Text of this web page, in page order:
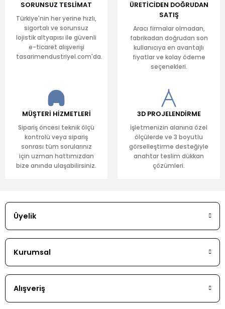
SORUNSUZ TESLİMAT
Türkiye'nin her yerine hızlı,
sigortalı ve sorunsuz
lojistik altyapısı ile güvenli
e-ticaret alışverişi
tasarimendustriyel.com'da.
ÜRETİCİDEN DOĞRUDAN
SATIŞ
Aracı firmalar olmadan,
fabrikadan doğrudan son
kullanıcıya en avantajlı
fiyatlar ve kolay ödeme
seçenekleri.
MÜŞTERİ HİZMETLERİ
Sipariş öncesi teknik ölçü
kontrolü veya sipariş
sonrası tüm sorularınız
için uzman hattımızdan
bize anında ulaşabilirsiniz.
3D PROJELENDİRME
İşletmenizin alanına özel
ölçülerde ve 3 boyutlu
görselleştirme desteğiyle
anahtar teslim dükkan
çözümleri.
Üyelik
Kurumsal
Alışveriş